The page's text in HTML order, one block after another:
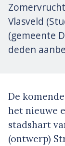
Zomervrucht
Vlasveld
(gemeente
deden
De
het nieuwe
stadshart
(ontwerp)